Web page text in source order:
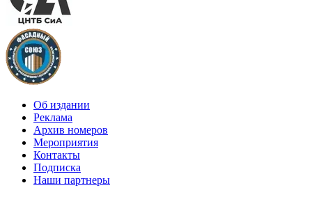
Об издании
Реклама
Архив номеров
Мероприятия
Контакты
Подписка
Наши партнеры